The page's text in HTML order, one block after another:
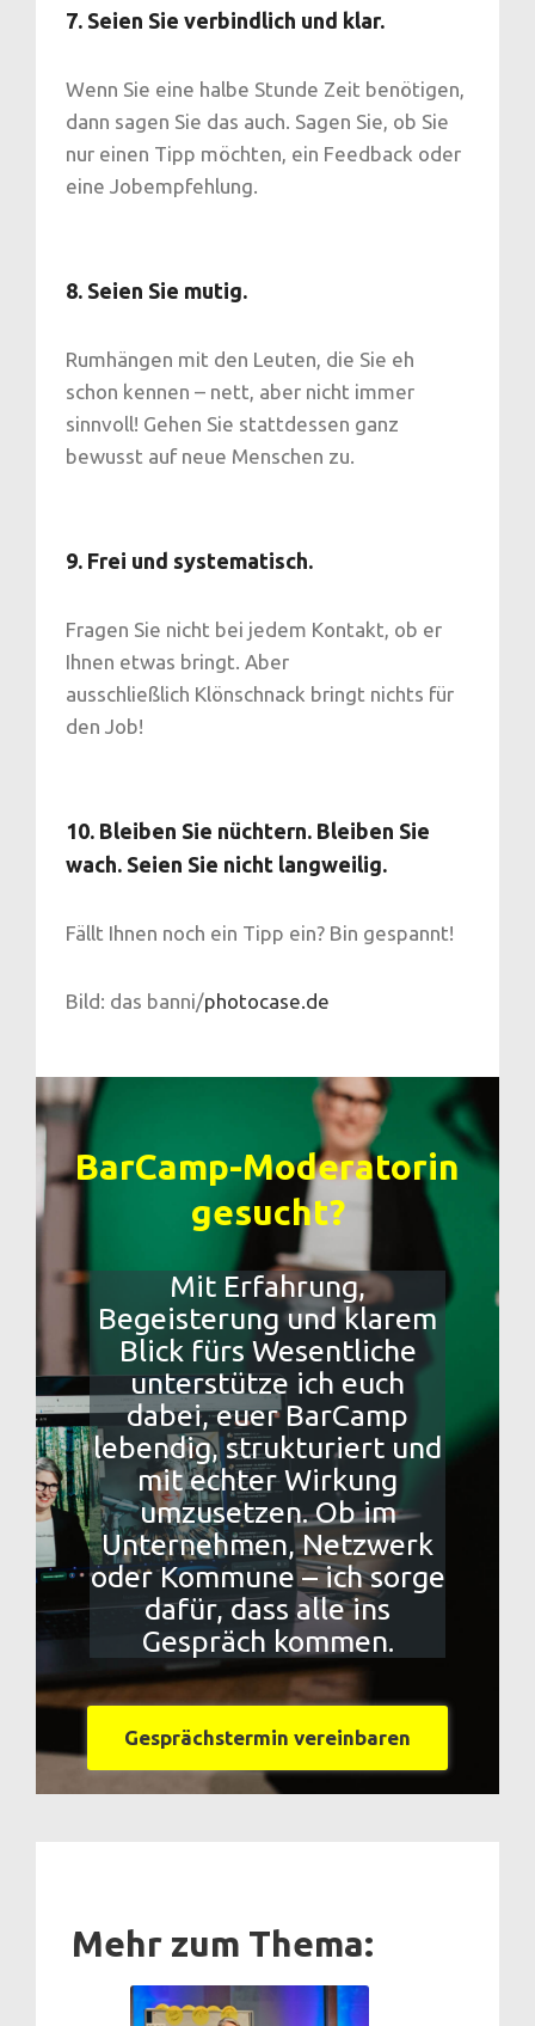
7. Seien Sie verbindlich und klar.
Wenn Sie eine halbe Stunde Zeit benötigen,
dann sagen Sie das auch. Sagen Sie, ob Sie
nur einen Tipp möchten, ein Feedback oder
eine Jobempfehlung.
8. Seien Sie mutig.
Rumhängen mit den Leuten, die Sie eh
schon kennen – nett, aber nicht immer
sinnvoll! Gehen Sie stattdessen ganz
bewusst auf neue Menschen zu.
9. Frei und systematisch.
Fragen Sie nicht bei jedem Kontakt, ob er
Ihnen etwas bringt. Aber
ausschließlich Klönschnack bringt nichts für
den Job!
10. Bleiben Sie nüchtern. Bleiben Sie
wach. Seien Sie nicht langweilig.
Fällt Ihnen noch ein Tipp ein? Bin gespannt!
Bild: das banni/photocase.de
BarCamp-Moderatorin
gesucht?
Mit Erfahrung,
Begeisterung und klarem
Blick fürs Wesentliche
unterstütze ich euch
dabei, euer BarCamp
lebendig, strukturiert und
mit echter Wirkung
umzusetzen. Ob im
Unternehmen, Netzwerk
oder Kommune – ich sorge
dafür, dass alle ins
Gespräch kommen.
Gesprächstermin vereinbaren
Mehr zum Thema: